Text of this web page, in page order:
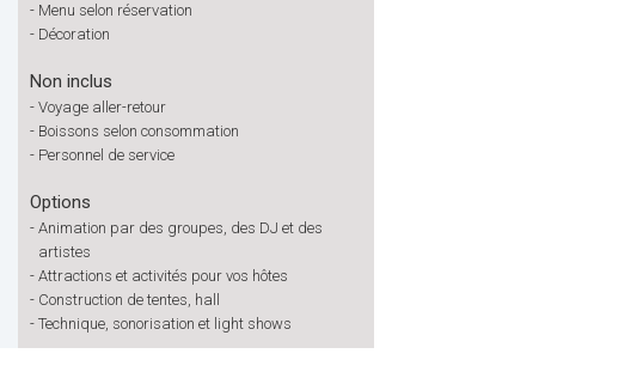
- Menu selon réservation
- Décoration
Non inclus
- Voyage aller-retour
- Boissons selon consommation
- Personnel de service
Options
- Animation par des groupes, des DJ et des
artistes
- Attractions et activités pour vos hôtes
- Construction de tentes, hall
- Technique, sonorisation et light shows